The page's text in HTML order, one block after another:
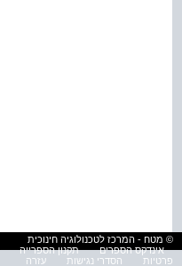
© מטח - המרכז לטכנולוגיה חינוכית
אינדקס הספרים
תקנון הספרייה
פרטיות
הסדרי נגישות עזרה